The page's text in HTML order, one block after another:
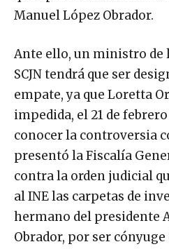
Manuel López Obrador.
Ante ello, un ministro de
SCJN tendrá que ser
empate, ya que Loretta
impedida, el 21 de febrero
conocer la controversia
presentó la Fiscalía
contra la orden judicial
al INE las carpetas de
hermano del presidente
Obrador, por ser cónyuge